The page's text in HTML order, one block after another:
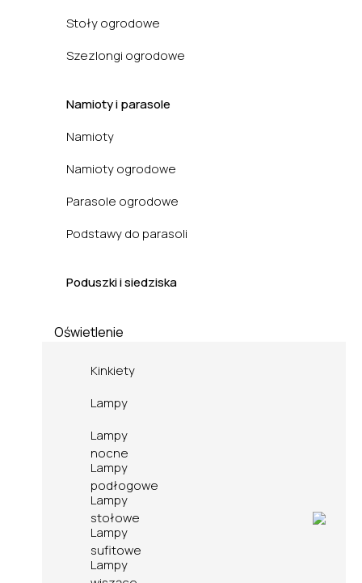
Stoły ogrodowe
Szezlongi ogrodowe
Namioty i parasole
Namioty
Namioty ogrodowe
Parasole ogrodowe
Podstawy do parasoli
Poduszki i siedziska
Oświetlenie
Kinkiety
Lampy
Lampy
nocne
Lampy
podłogowe
Lampy
stołowe
Lampy
sufitowe
Lampy